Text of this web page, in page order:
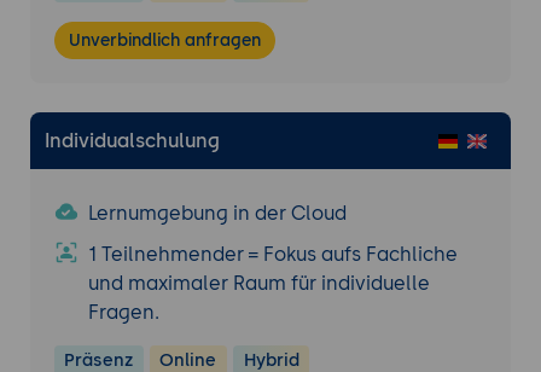
Unverbindlich anfragen
Individualschulung
Lernumgebung in der Cloud
1 Teilnehmender = Fokus aufs Fachliche
und maximaler Raum für individuelle
Fragen.
Präsenz Online Hybrid